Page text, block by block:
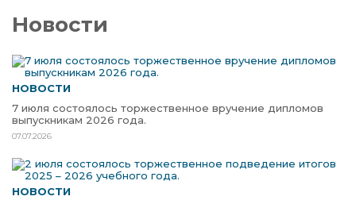
Новости
НОВОСТИ
7 июля состоялось торжественное вручение дипломов
выпускникам 2026 года.
07.07.2026
НОВОСТИ